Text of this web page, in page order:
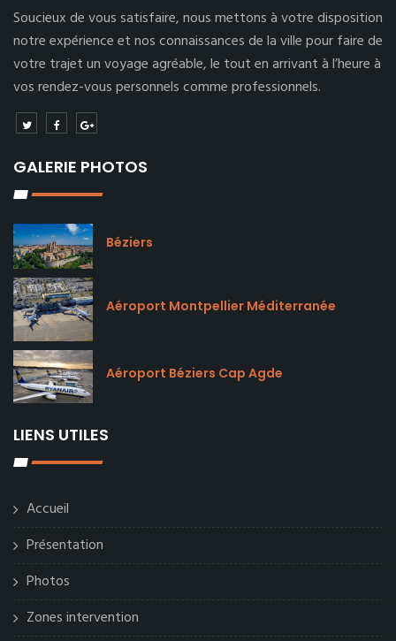
Soucieux de vous satisfaire, nous mettons à votre disposition
notre expérience et nos connaissances de la ville pour faire de
votre trajet un voyage agréable, le tout en arrivant à l’heure à
vos rendez-vous personnels comme professionnels.
GALERIE PHOTOS
Béziers
Aéroport Montpellier Méditerranée
Aéroport Béziers Cap Agde
LIENS UTILES
Accueil
Présentation
Photos
Zones intervention